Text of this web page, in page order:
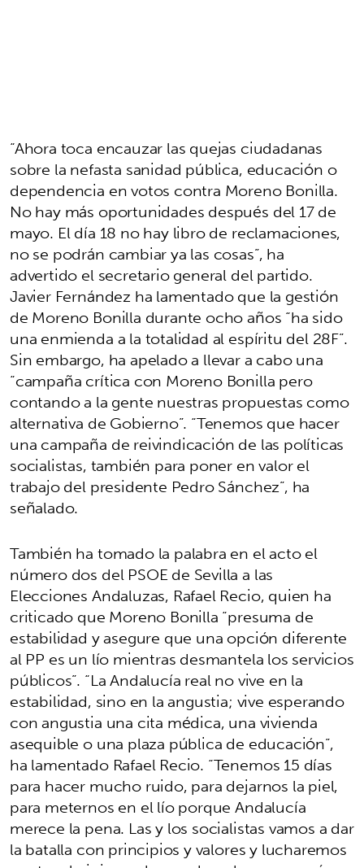
“Ahora toca encauzar las quejas ciudadanas
sobre la nefasta sanidad pública, educación o
dependencia en votos contra Moreno Bonilla.
No hay más oportunidades después del 17 de
mayo. El día 18 no hay libro de reclamaciones,
no se podrán cambiar ya las cosas”, ha
advertido el secretario general del partido.
Javier Fernández ha lamentado que la gestión
de Moreno Bonilla durante ocho años “ha sido
una enmienda a la totalidad al espíritu del 28F”.
Sin embargo, ha apelado a llevar a cabo una
“campaña crítica con Moreno Bonilla pero
contando a la gente nuestras propuestas como
alternativa de Gobierno”. “Tenemos que hacer
una campaña de reivindicación de las políticas
socialistas, también para poner en valor el
trabajo del presidente Pedro Sánchez”, ha
señalado.
También ha tomado la palabra en el acto el
número dos del PSOE de Sevilla a las
Elecciones Andaluzas, Rafael Recio, quien ha
criticado que Moreno Bonilla “presuma de
estabilidad y asegure que una opción diferente
al PP es un lío mientras desmantela los servicios
públicos”. “La Andalucía real no vive en la
estabilidad, sino en la angustia; vive esperando
con angustia una cita médica, una vivienda
asequible o una plaza pública de educación”,
ha lamentado Rafael Recio. “Tenemos 15 días
para hacer mucho ruido, para dejarnos la piel,
para meternos en el lío porque Andalucía
merece la pena. Las y los socialistas vamos a dar
la batalla con principios y valores y lucharemos